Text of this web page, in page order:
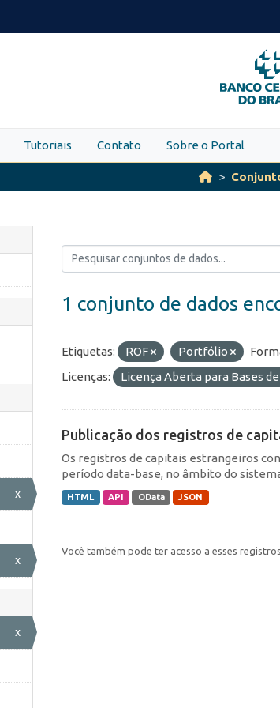
O
Tutoriais Contato Sobre o Portal
x
x
x
1 conjunto de dados
Etiquetas: ROF Portfólio
Licenças:
Licença Aberta para Bases
Publicação dos registros de
Os registros de capitais estrangeiros
período data-base, no âmbito do
HTML API OData JSON
Você também pode ter acesso a esses